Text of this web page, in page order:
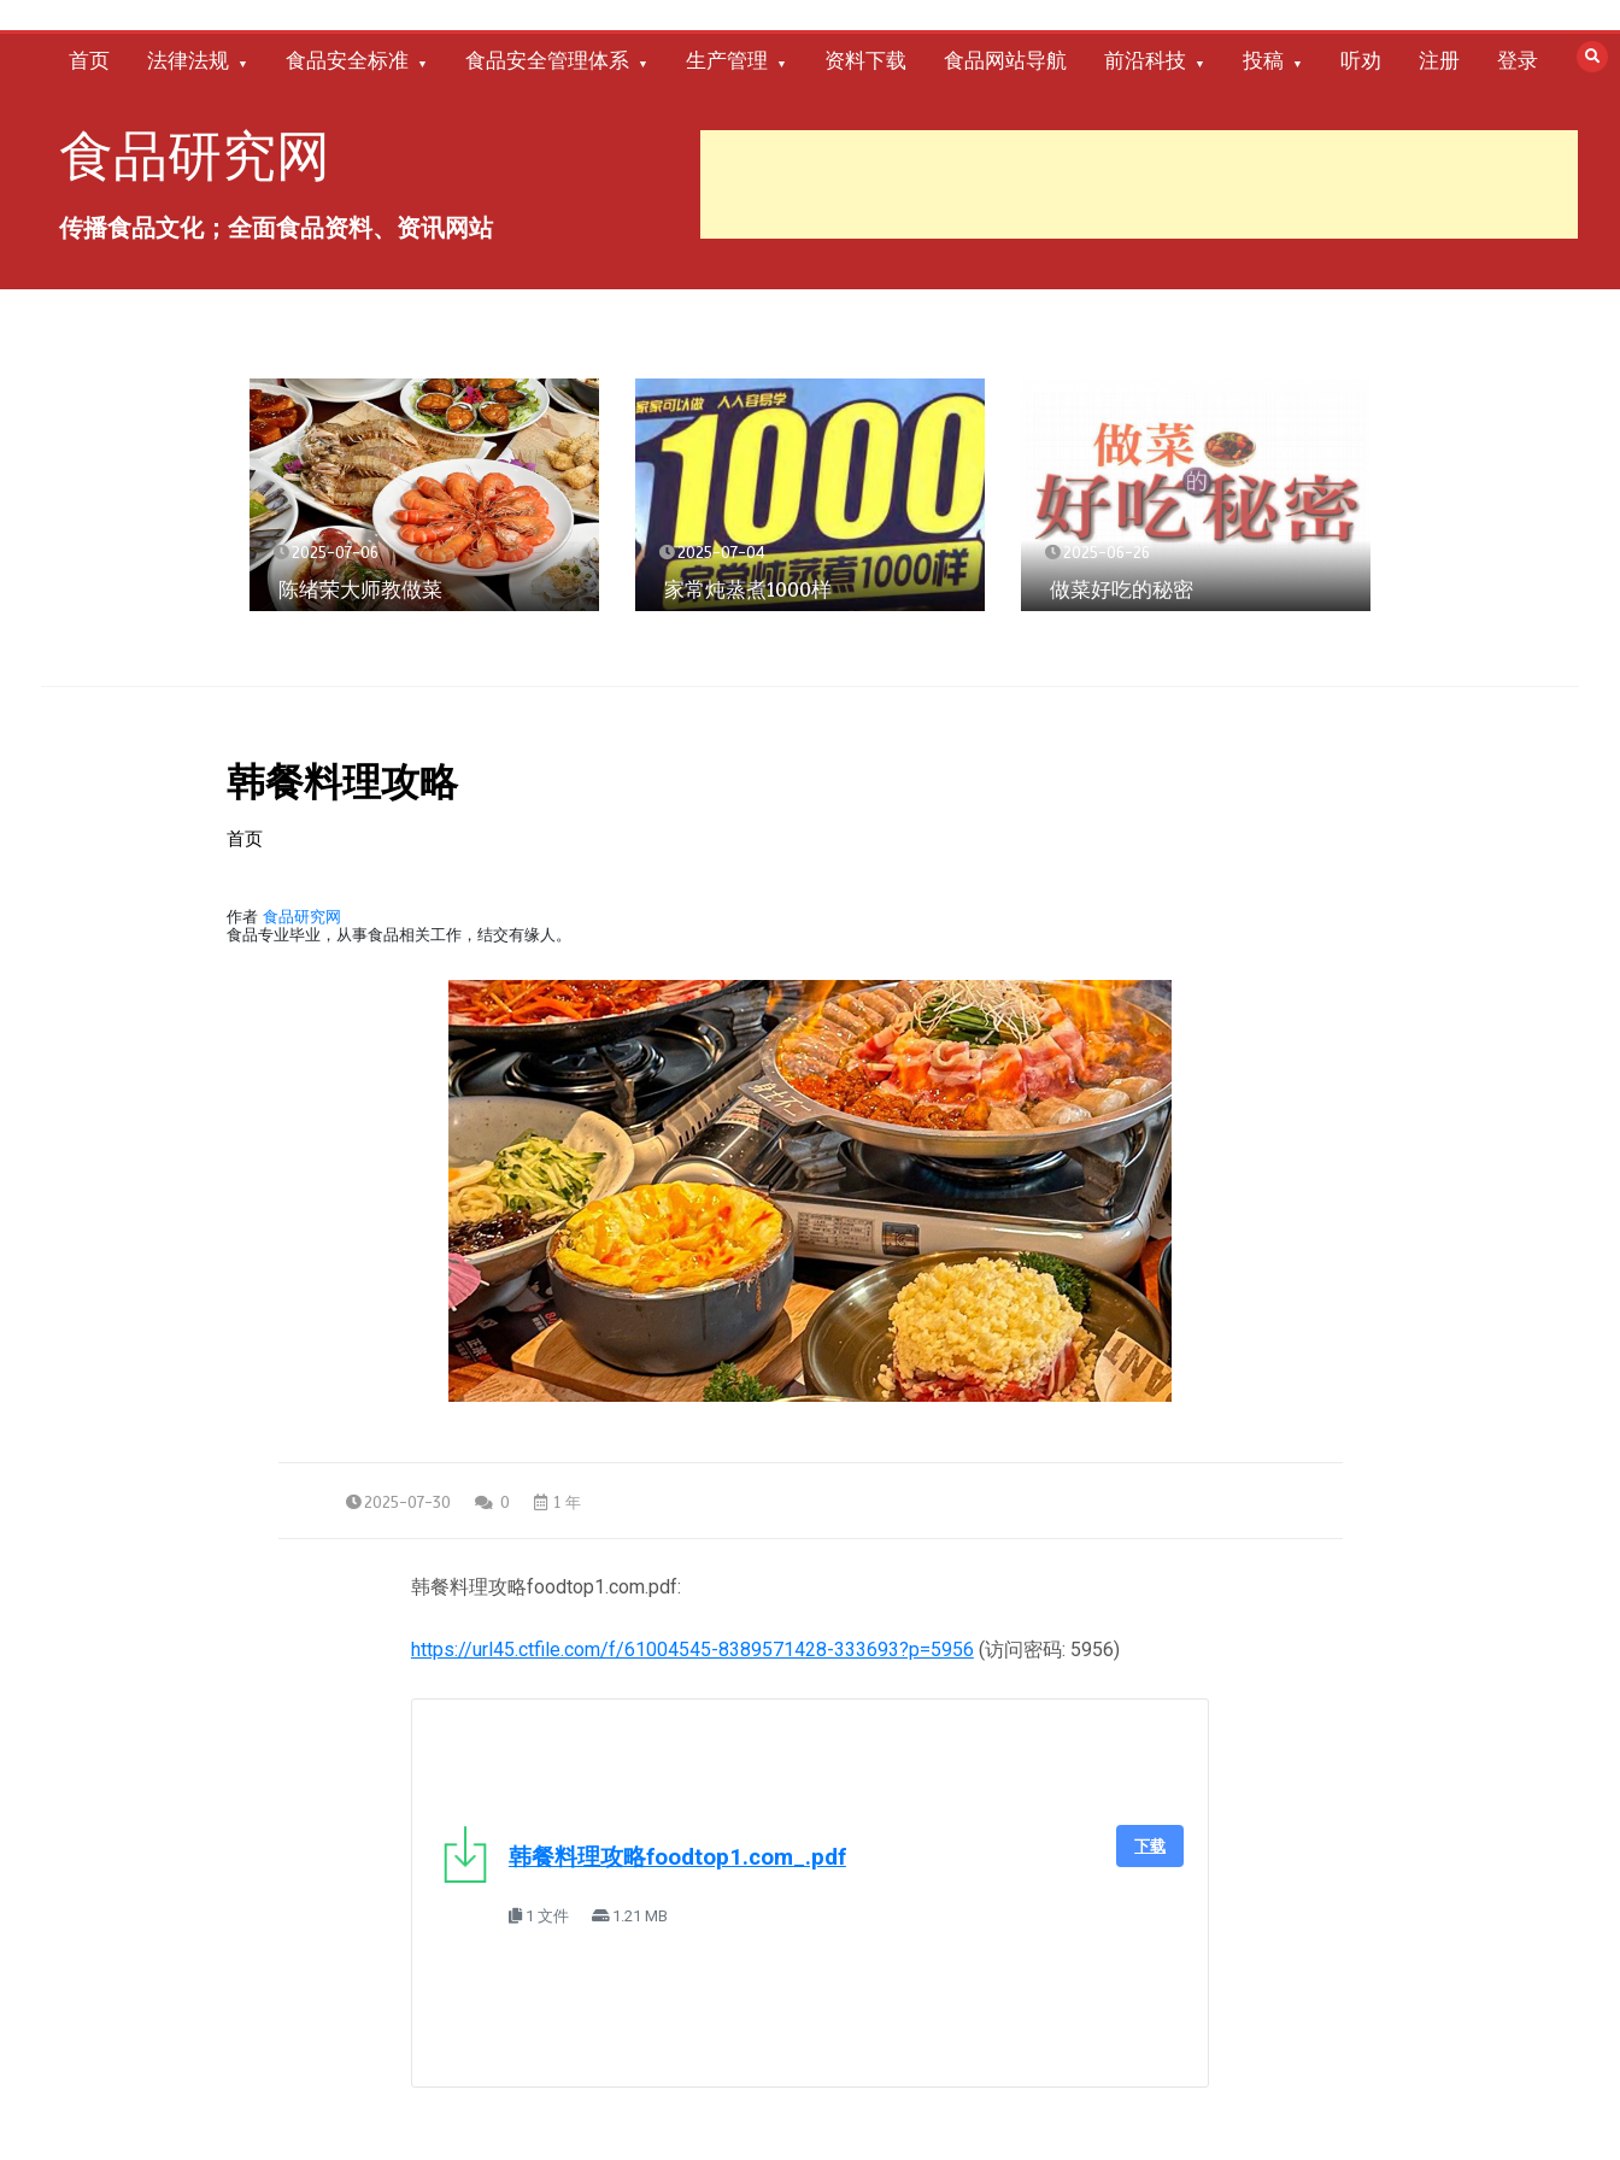
首页 法律法规 食品安全标准 食品安全管理体系 生产管理 资料下载 食品网站导航 前沿科技 投稿 听劝 注册 登录
食品研究网
传播食品文化；全面食品资料、资讯网站
2025-07-06
陈绪荣大师教做菜
2025-07-04
家常炖蒸煮1000样
2025-06-26
做菜好吃的秘密
韩餐料理攻略
首页
作者食品研究网
食品专业毕业，从事食品相关工作，结交有缘人。
2025-07-30 0 1 年
韩餐料理攻略foodtop1.com.pdf:
https://url45.ctfile.com/f/61004545-8389571428-333693?p=5956 (访问密码: 5956)
韩餐料理攻略foodtop1.com_.pdf
1 文件 1.21 MB
下载